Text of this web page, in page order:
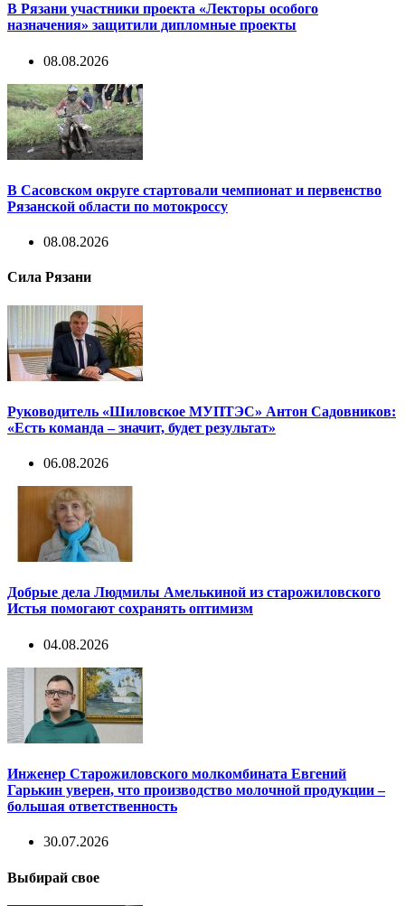
В Рязани участники проекта «Лекторы особого
назначения» защитили дипломные проекты
08.08.2026
В Сасовском округе стартовали чемпионат и первенство
Рязанской области по мотокроссу
08.08.2026
Сила Рязани
Руководитель «Шиловское МУПТЭС» Антон Садовников:
«Есть команда – значит, будет результат»
06.08.2026
Добрые дела Людмилы Амелькиной из старожиловского
Истья помогают сохранять оптимизм
04.08.2026
Инженер Старожиловского молкомбината Евгений
Гарькин уверен, что производство молочной продукции –
большая ответственность
30.07.2026
Выбирай свое